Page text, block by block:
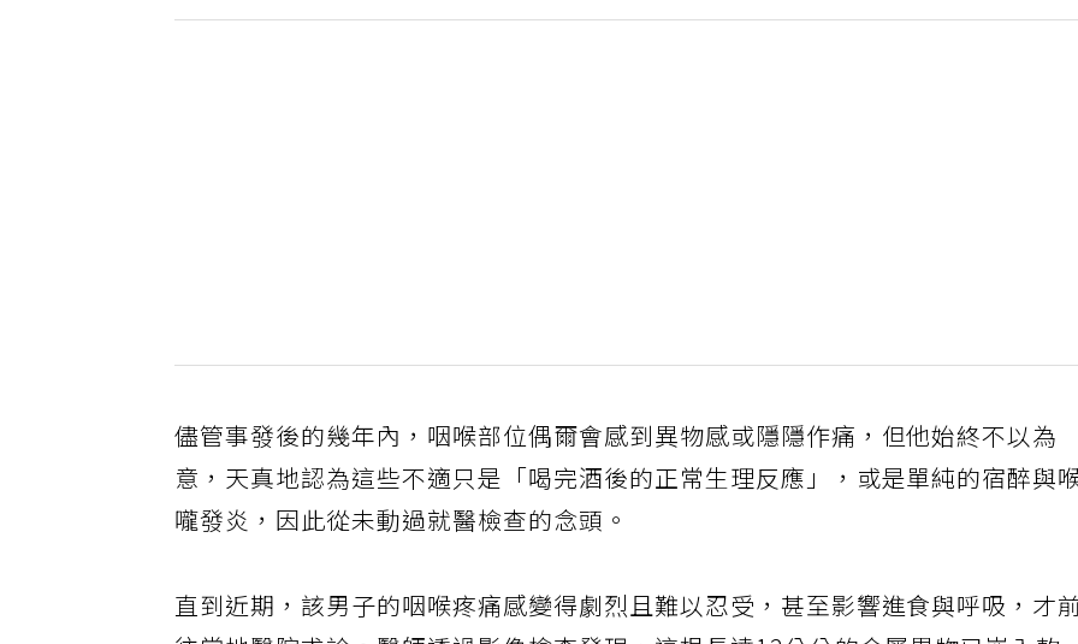
儘管事發後的幾年內，咽喉部位偶爾會感到異物感或隱隱作痛，但他始終不以為
意，天真地認為這些不適只是「喝完酒後的正常生理反應」，或是單純的宿醉與
嚨發炎，因此從未動過就醫檢查的念頭。
直到近期，該男子的咽喉疼痛感變得劇烈且難以忍受，甚至影響進食與呼吸，才前